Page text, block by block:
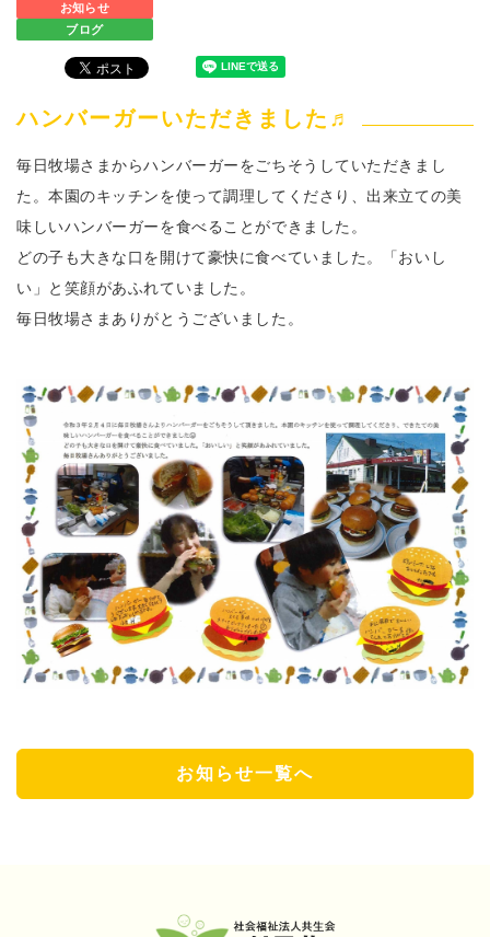
お知らせ
ブログ
ハンバーガーいただきました♬
毎日牧場さまからハンバーガーをごちそうしていただきまし
た。本園のキッチンを使って調理してくださり、出来立ての美
味しいハンバーガーを食べることができました。
どの子も大きな口を開けて豪快に食べていました。「おいし
い」と笑顔があふれていました。
毎日牧場さまありがとうございました。
お知らせ一覧へ